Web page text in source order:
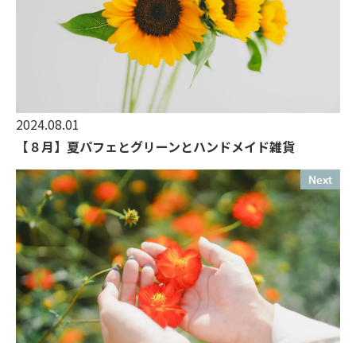
2024.08.01
【８月】夏パフェとグリーンとハンドメイド雑貨
Next